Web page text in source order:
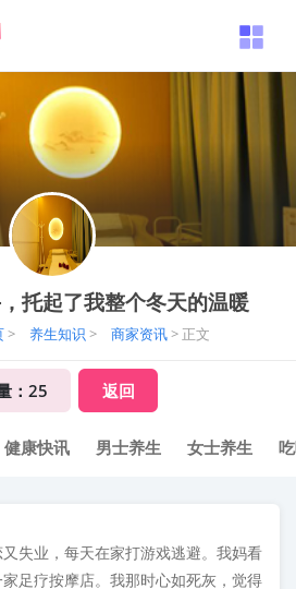
托起了我整个冬天的温暖
> 养生知识 > 商家资讯> 正文
： 25 返回
健康快讯 男士养生 女士养生
失业，每天在家打游戏逃避。我妈看
足疗按摩店。我那时心如死灰，觉得